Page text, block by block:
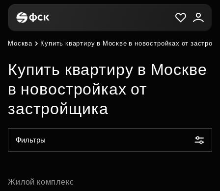
Москва Купить квартиру в Москве в новостройках от
Купить квартиру в Москве
в новостройках от
застройщика
Фильтры
Жилой комплекс